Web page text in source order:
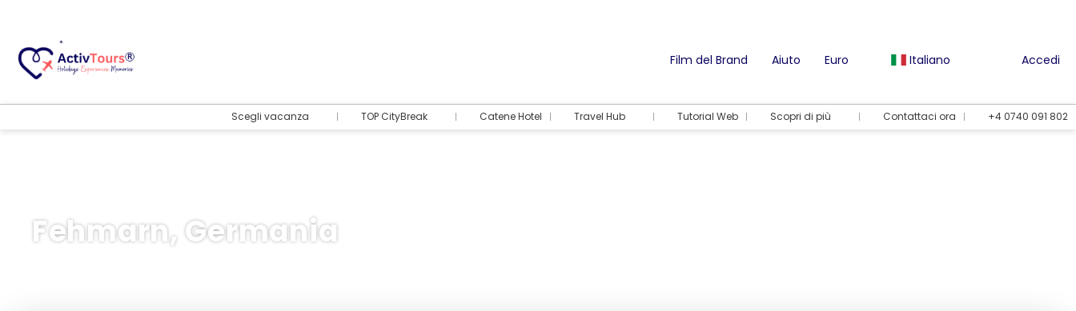
Film del Brand Aiuto Euro Italiano Accedi
Scegli vacanza TOP CityBreak Catene Hotel Travel Hub Tutorial Web Scopri di più Contattaci ora +4 0740 091 802
Fehmarn, Germania